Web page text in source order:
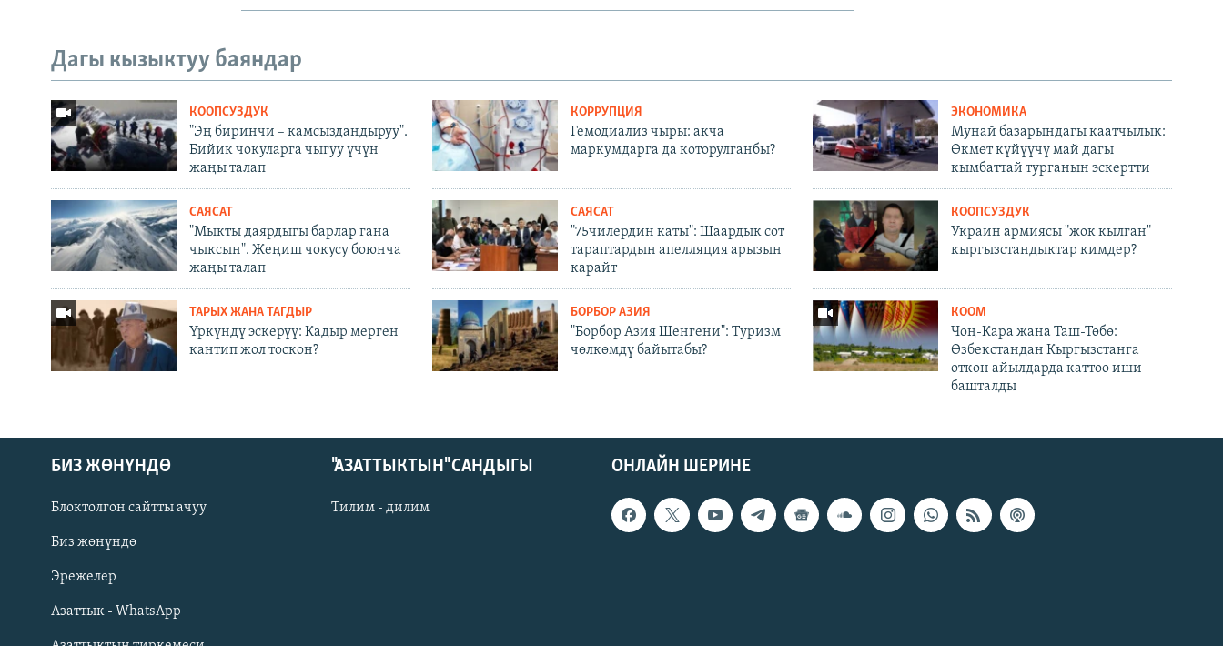
Русский
ОНЛАЙН ШЕРИНЕ
Дагы кызыктуу баяндар
КООПСУЗДУК
"Эң биринчи – камсыздандыруу".
Бийик чокуларга чыгуу үчүн
жаңы талап
КОРРУПЦИЯ
Гемодиализ чыры: акча
маркумдарга да которулганбы?
ЭКОНОМИКА
Мунай базарындагы каатчылык:
Өкмөт күйүүчү май дагы
кымбаттай турганын эскертти
САЯСАТ
"Мыкты даярдыгы барлар гана
чыксын". Жеңиш чокусу боюнча
жаңы талап
САЯСАТ
"75чилердин каты": Шаардык сот
тараптардын апелляция арызын
карайт
КООПСУЗДУК
Украин армиясы "жок кылган"
кыргызстандыктар кимдер?
ТАРЫХ ЖАНА ТАГДЫР
Үркүндү эскерүү: Кадыр мерген
кантип жол тоскон?
БОРБОР АЗИЯ
"Борбор Азия Шенгени": Туризм
чөлкөмдү байытабы?
КООМ
Чоң-Кара жана Таш-Төбө:
Өзбекстандан Кыргызстанга
өткөн айылдарда каттоо иши
башталды
ОНЛАЙН ШЕРИНЕ
БИЗ ЖӨНҮНДӨ
Блоктолгон сайтты ачуу
Биз жөнүндө
Эрежелер
Азаттык - WhatsApp
"АЗАТТЫКТЫН" САНДЫГЫ
Тилим - дилим